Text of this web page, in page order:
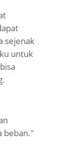
sejenak
untuk
beban."